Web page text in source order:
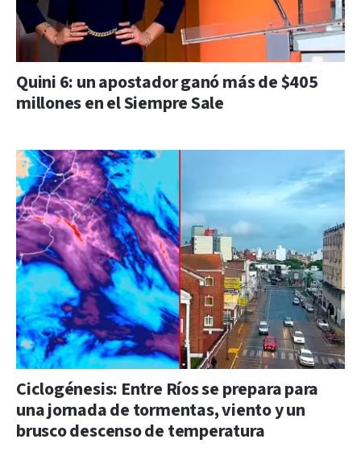
Quini 6: un apostador ganó más de $405
millones en el Siempre Sale
Ciclogénesis: Entre Ríos se prepara para
una jornada de tormentas, viento y un
brusco descenso de temperatura